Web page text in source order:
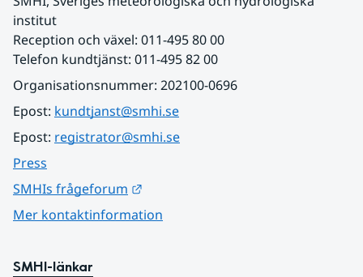
institut
Reception och växel: 011-495 80 00
Telefon kundtjänst: 011-495 82 00
Organisationsnummer: 202100-0696
Epost: kundtjanst@smhi.se
Epost: registrator@smhi.se
Press
SMHIs frågeforum
Mer kontaktinformation
SMHI-länkar